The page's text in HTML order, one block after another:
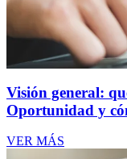
Visión general:
Oportunidad y
VER MÁS